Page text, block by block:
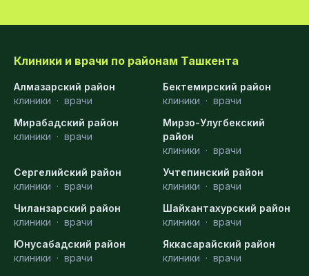
Клиники и врачи по районам Ташкента
Алмазарский район
клиники · врачи
Бектемирский район
клиники · врачи
Мирабадский район
клиники · врачи
Мирзо-Улугбекский
район
клиники · врачи
Сергелийский район
клиники · врачи
Учтепинский район
клиники · врачи
Чиланзарский район
клиники · врачи
Шайхантахурский район
клиники · врачи
Юнусабадский район
клиники · врачи
Яккасарайский район
клиники · врачи